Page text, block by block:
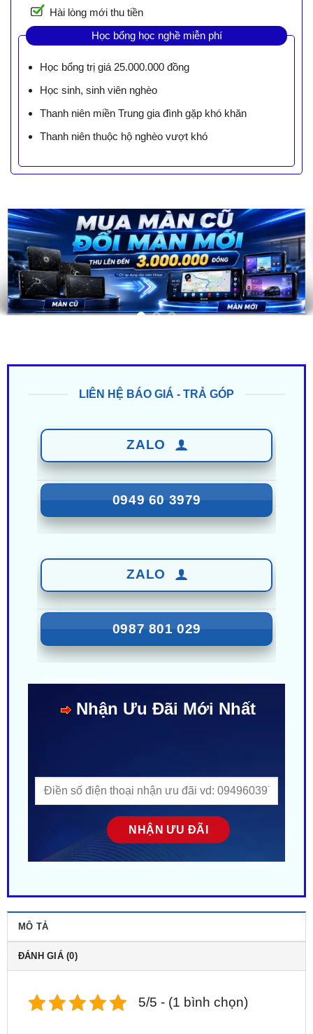
Hài lòng mới thu tiền
Học bổng học nghề miễn phí
Học bổng trị giá 25.000.000 đồng
Học sinh, sinh viên nghèo
Thanh niên miền Trung gia đình gặp khó khăn
Thanh niên thuộc hộ nghèo vượt khó
0949 60 3979
0987 801 029
ĐÁNH GIÁ (0)
Địa Chỉ Độ ghế chỉnh điện xe Xforcetại Sài Gòn.